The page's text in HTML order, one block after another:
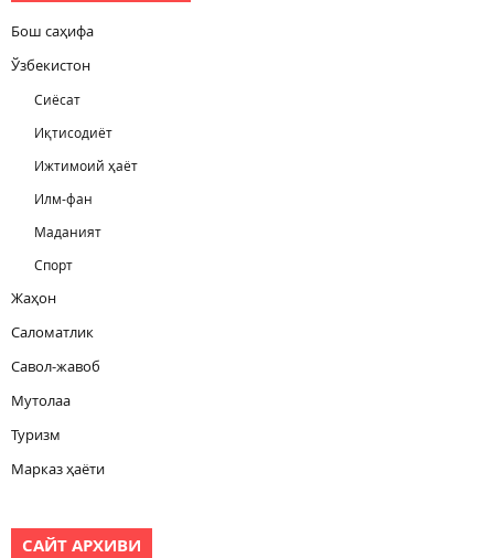
Бош саҳифа
Ўзбекистон
Сиёсат
Иқтисодиёт
Ижтимоий ҳаёт
Илм-фан
Маданият
Спорт
Жаҳон
Саломатлик
Савол-жавоб
Мутолаа
Туризм
Марказ ҳаёти
САЙТ АРХИВИ